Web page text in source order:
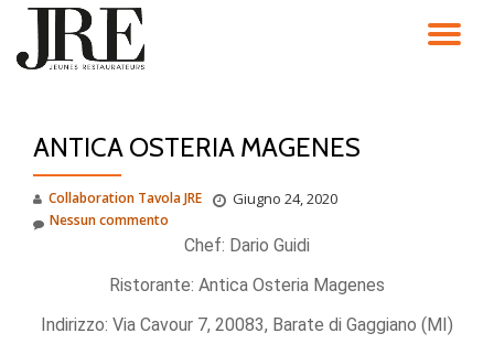
Passa
ANTICA OSTERIA MAGENES
Collaboration Tavola JRE Giugno 24, 2020
Nessun commento
Chef: Dario Guidi
Ristorante: Antica Osteria Magenes
Indirizzo: Via Cavour 7, 20083, Barate di Gaggiano (MI)